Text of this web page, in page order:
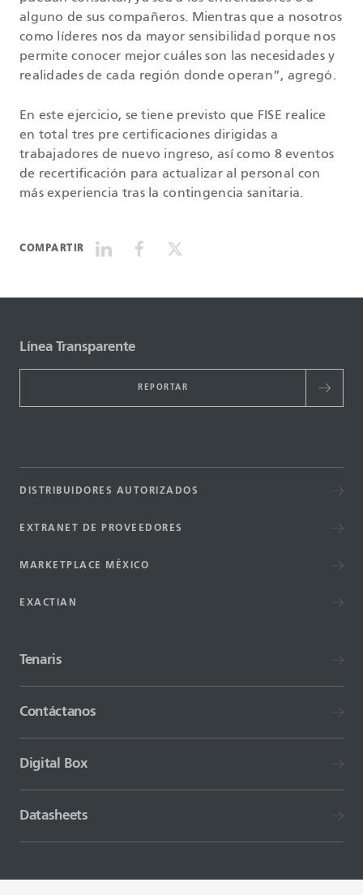
alguno de sus compañeros. Mientras que a nosotros
como líderes nos da mayor sensibilidad porque nos
permite conocer mejor cuáles son las necesidades y
realidades de cada región donde operan”, agregó.
En este ejercicio, se tiene previsto que FISE realice
en total tres pre certificaciones dirigidas a
trabajadores de nuevo ingreso, así como 8 eventos
de recertificación para actualizar al personal con
más experiencia tras la contingencia sanitaria.
COMPARTIR
Línea Transparente
REPORTAR
DISTRIBUIDORES AUTORIZADOS
EXTRANET DE PROVEEDORES
MARKETPLACE MÉXICO
EXACTIAN
Tenaris
Contáctanos
Digital Box
Datasheets